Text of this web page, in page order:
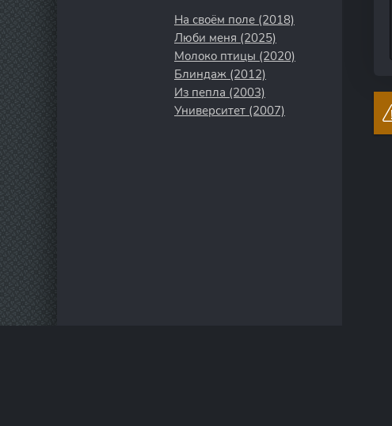
На своём поле (2018)
Люби меня (2025)
Молоко птицы (2020)
Блиндаж (2012)
Из пепла (2003)
Университет (2007)